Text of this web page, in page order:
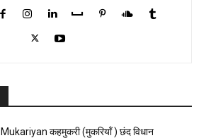
Mukariyan कहमुकरी (मुकरियाँ ) छंद विधान